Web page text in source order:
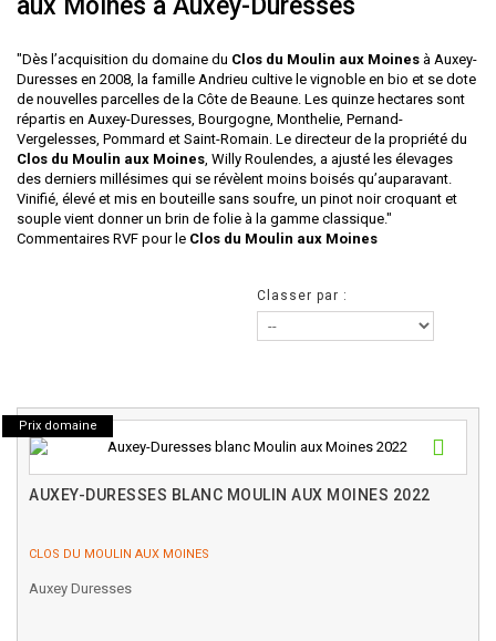
"Dès l’acquisition du domaine du Clos du Moulin aux Moines à Auxey-
Duresses en 2008, la famille Andrieu cultive le vignoble en bio et se dote
de nouvelles parcelles de la Côte de Beaune. Les quinze hectares sont
répartis en Auxey-Duresses, Bourgogne, Monthelie, Pernand-
Vergelesses, Pommard et Saint-Romain. Le directeur de la propriété du
Clos du Moulin aux Moines , Willy Roulendes, a ajusté les élevages
des derniers millésimes qui se révèlent moins boisés qu’auparavant.
Vinifié, élevé et mis en bouteille sans soufre, un pinot noir croquant et
souple vient donner un brin de folie à la gamme classique."
Commentaires RVF pour le Clos du Moulin aux Moines
Classer par :
Prix domaine
AUXEY-DURESSES BLANC MOULIN AUX MOINES 2022
CLOS DU MOULIN AUX MOINES
Auxey Duresses